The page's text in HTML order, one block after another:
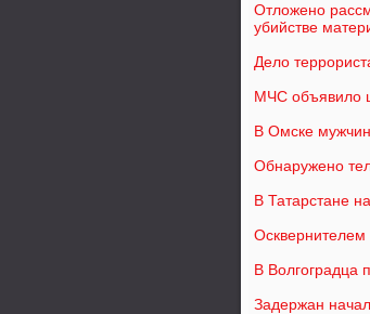
Отложено
убийстве
Дело
МЧС объявило
В Омске
Обнаружено
В Татарстане
Осквернителем
В Волгоградца
Задержан